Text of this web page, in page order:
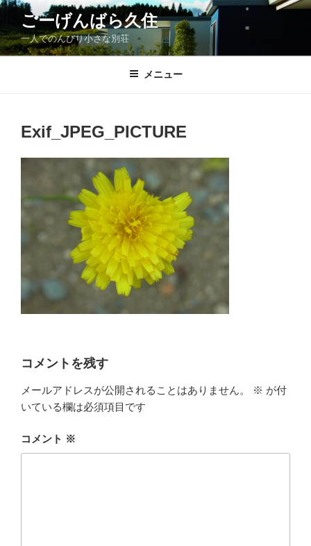
コ
テ
ン
ごーげんばら久住
一人でのんびり小さな別荘
メニュー
Exif_JPEG_PICTURE
コメントを残す
メールアドレスが公開されることはありません。 ※ が付
いている欄は必須項目です
コメント ※